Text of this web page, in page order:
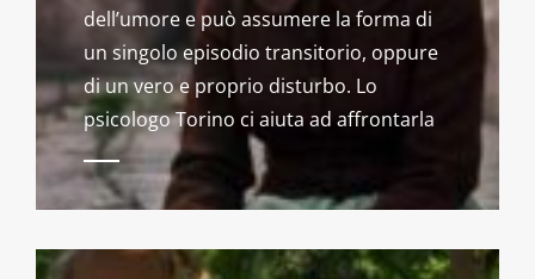
dell’umore e può assumere la forma di
un singolo episodio transitorio, oppure
di un vero e proprio disturbo. Lo
psicologo Torino ci aiuta ad affrontarla